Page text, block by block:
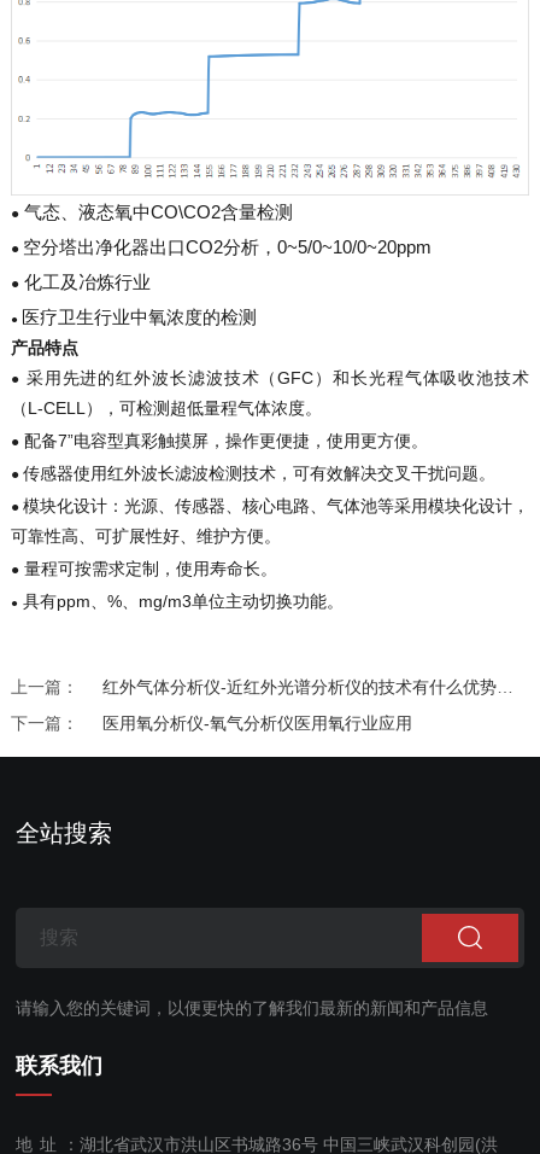
●气态、液态氧中CO\CO2含量检测
● 空分塔出净化器出口CO2分析，0~5/0~10/0~20ppm
●化工及冶炼行业
● 医疗卫生行业中氧浓度的检测
产品特点
● 采用先进的红外波长滤波技术（GFC）和长光程气体吸收池技术
（L-CELL），可检测超低量程气体浓度。
●配备7”电容型真彩触摸屏，操作更便捷，使用更方便。
● 传感器使用红外波长滤波检测技术，可有效解决交叉干扰问题。
● 模块化设计：光源、传感器、核心电路、气体池等采用模块化设计，
可靠性高、可扩展性好、维护方便。
●量程可按需求定制，使用寿命长。
● 具有ppm、%、mg/m3单位主动切换功能。
上一篇：
红外气体分析仪-近红外光谱分析仪的技术有什么优势，怎样操作是正确的？
下一篇：
医用氧分析仪-氧气分析仪医用氧行业应用
全站搜索
请输入您的关键词，以便更快的了解我们最新的新闻和产品信息
联系我们
地址： 湖北省武汉市洪山区书城路36号 中国三峡武汉科创园(洪